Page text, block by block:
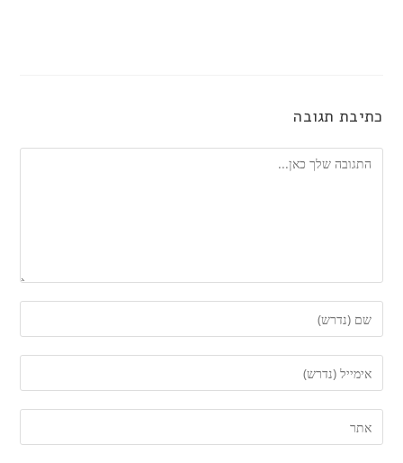
כתיבת תגובה